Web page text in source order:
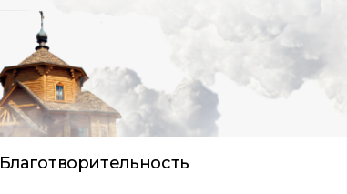
Благотворительность